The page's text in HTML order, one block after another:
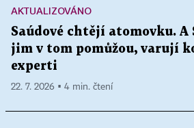
AKTUALIZOVÁNO
Saúdové chtějí atomovku. A
jim v tom pomůžou, varují
experti
22. 7. 2026 ▪ 4 min. čtení